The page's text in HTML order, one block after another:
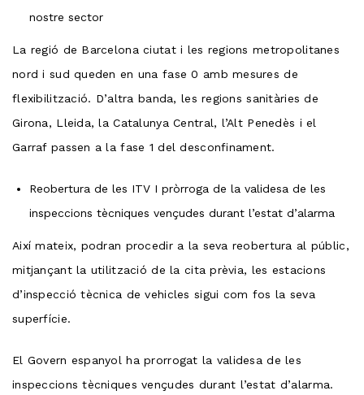
nostre sector
La regió de Barcelona ciutat i les regions metropolitanes
nord i sud queden en una fase 0 amb mesures de
flexibilització. D’altra banda, les regions sanitàries de
Girona, Lleida, la Catalunya Central, l’Alt Penedès i el
Garraf passen a la fase 1 del desconfinament.
Reobertura de les ITV I pròrroga de la validesa de les
inspeccions tècniques vençudes durant l’estat d’alarma
Així mateix, podran procedir a la seva reobertura al públic,
mitjançant la utilització de la cita prèvia, les estacions
d’inspecció tècnica de vehicles sigui com fos la seva
superfície.
El Govern espanyol ha prorrogat la validesa de les
inspeccions tècniques vençudes durant l’estat d’alarma.